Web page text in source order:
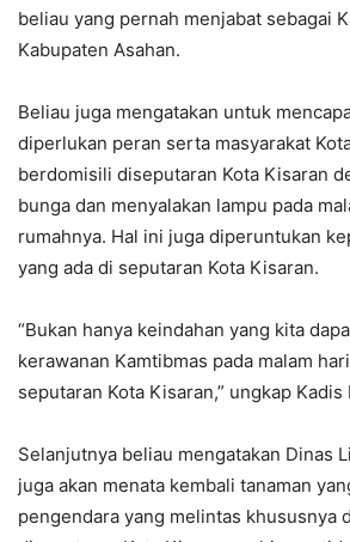
beliau yang pernah menjabat sebagai
Kabupaten Asahan.
Beliau juga mengatakan untuk
diperlukan peran serta masyarakat
berdomisili diseputaran Kota Kisaran
bunga dan menyalakan lampu pada
rumahnya. Hal ini juga diperuntukan
yang ada di seputaran Kota Kisaran.
“Bukan hanya keindahan yang kita
kerawanan Kamtibmas pada malam
seputaran Kota Kisaran,” ungkap
Selanjutnya beliau mengatakan Dinas
juga akan menata kembali tanaman
pengendara yang melintas khususnya